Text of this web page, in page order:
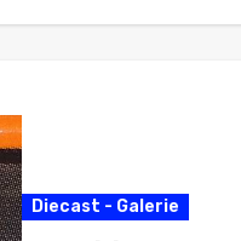
Diecast - Galerie